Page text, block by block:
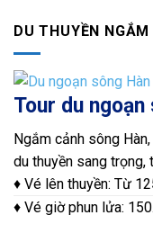
DU THUYỀN NGẮM
Tour du ngoạn
Ngắm cảnh sông
du thuyền sang trọng,
♦ Vé lên thuyền: Từ
♦ Vé giờ phun lửa: